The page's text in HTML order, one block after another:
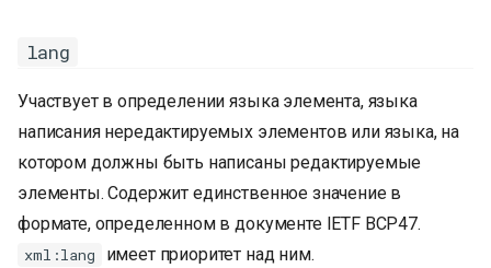
lang
Участвует в определении языка элемента, языка
написания нередактируемых элементов или языка, на
котором должны быть написаны редактируемые
элементы. Содержит единственное значение в
формате, определенном в документе IETF BCP47.
xml:lang имеет приоритет над ним.